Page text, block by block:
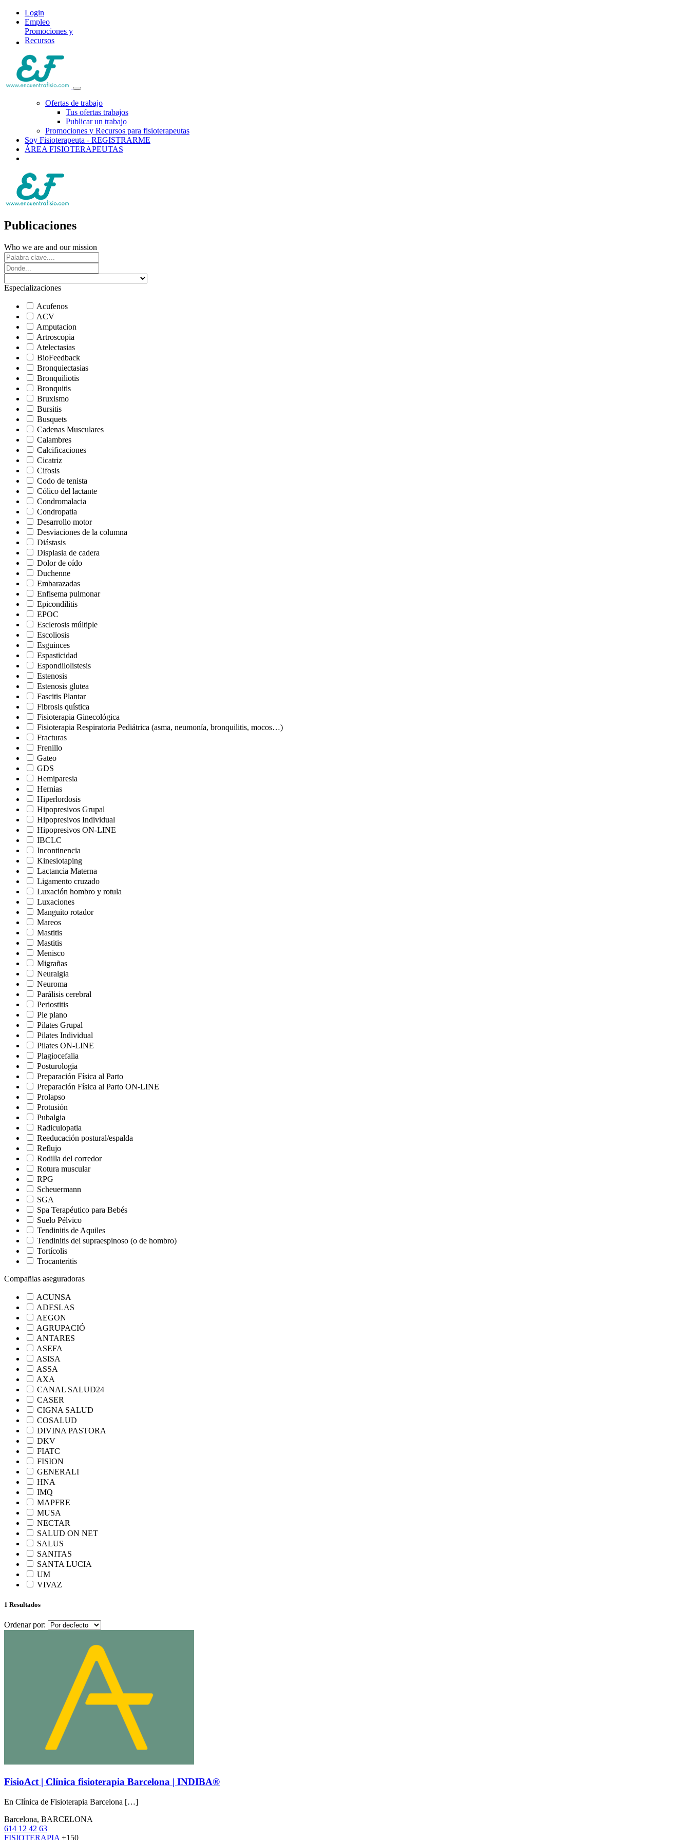
Login
Empleo
Promociones y
Recursos
Ofertas de trabajo
Tus ofertas trabajos
Publicar un trabajo
Promociones y Recursos para fisioterapeutas
Soy Fisioterapeuta - REGISTRARME
ÁREA FISIOTERAPEUTAS
Publicaciones
Who we are and our mission
Especializaciones
Acufenos
ACV
Amputacion
Artroscopia
Atelectasias
BioFeedback
Bronquiectasias
Bronquiliotis
Bronquitis
Bruxismo
Bursitis
Busquets
Cadenas Musculares
Calambres
Calcificaciones
Cicatriz
Cifosis
Codo de tenista
Cólico del lactante
Condromalacia
Condropatia
Desarrollo motor
Desviaciones de la columna
Diástasis
Displasia de cadera
Dolor de oído
Duchenne
Embarazadas
Enfisema pulmonar
Epicondilitis
EPOC
Esclerosis múltiple
Escoliosis
Esguinces
Espasticidad
Espondilolistesis
Estenosis
Estenosis glutea
Fascitis Plantar
Fibrosis quística
Fisioterapia Ginecológica
Fisioterapia Respiratoria Pediátrica (asma, neumonía, bronquilitis, mocos…)
Fracturas
Frenillo
Gateo
GDS
Hemiparesia
Hernias
Hiperlordosis
Hipopresivos Grupal
Hipopresivos Individual
Hipopresivos ON-LINE
IBCLC
Incontinencia
Kinesiotaping
Lactancia Materna
Ligamento cruzado
Luxación hombro y rotula
Luxaciones
Manguito rotador
Mareos
Mastitis
Mastitis
Menisco
Migrañas
Neuralgia
Neuroma
Parálisis cerebral
Periostitis
Pie plano
Pilates Grupal
Pilates Individual
Pilates ON-LINE
Plagiocefalia
Posturologia
Preparación Física al Parto
Preparación Física al Parto ON-LINE
Prolapso
Protusión
Pubalgia
Radiculopatia
Reeducación postural/espalda
Reflujo
Rodilla del corredor
Rotura muscular
RPG
Scheuermann
SGA
Spa Terapéutico para Bebés
Suelo Pélvico
Tendinitis de Aquiles
Tendinitis del supraespinoso (o de hombro)
Tortícolis
Trocanteritis
Compañias aseguradoras
ACUNSA
ADESLAS
AEGON
AGRUPACIÓ
ANTARES
ASEFA
ASISA
ASSA
AXA
CANAL SALUD24
CASER
CIGNA SALUD
COSALUD
DIVINA PASTORA
DKV
FIATC
FISION
GENERALI
HNA
IMQ
MAPFRE
MUSA
NECTAR
SALUD ON NET
SALUS
SANITAS
SANTA LUCIA
UM
VIVAZ
1 Resultados
Ordenar por:
FisioAct | Clínica fisioterapia Barcelona | INDIBA®
En Clínica de Fisioterapia Barcelona […]
Barcelona, BARCELONA
614 12 42 63
FISIOTERAPIA +150